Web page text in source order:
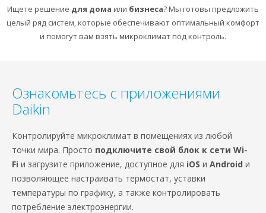
Ищете решение для дома или бизнеса? Мы готовы предложить
целый ряд систем, которые обеспечивают оптимальный комфорт
и помогут вам взять микроклимат под контроль.
Ознакомьтесь с приложениями
Daikin
Контролируйте микроклимат в помещениях из любой
точки мира. Просто подключите свой блок к сети Wi-
Fi и загрузите приложение, доступное для iOS и Android и
позволяющее настраивать термостат, уставки
температуры по графику, а также контролировать
потребление электроэнергии.